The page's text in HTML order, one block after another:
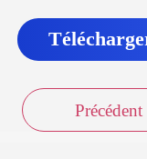
Précédent